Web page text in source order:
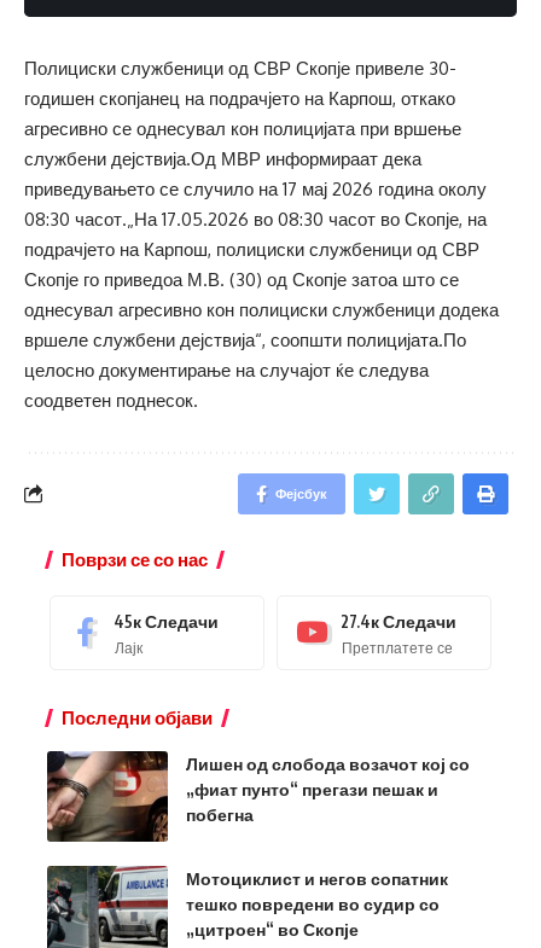
Полициски службеници од СВР Скопје привеле 30-
годишен скопјанец на подрачјето на Карпош, откако
агресивно се однесувал кон полицијата при вршење
службени дејствија.Од МВР информираат дека
приведувањето се случило на 17 мај 2026 година околу
08:30 часот.„На 17.05.2026 во 08:30 часот во Скопје, на
подрачјето на Карпош, полициски службеници од СВР
Скопје го приведоа М.В. (30) од Скопје затоа што се
однесувал агресивно кон полициски службеници додека
вршеле службени дејствија“, соопшти полицијата.По
целосно документирање на случајот ќе следува
соодветен поднесок.
Фејсбук
Поврзи се со нас
45кСледачи
Лајк
27.4кСледачи
Претплатете се
Последни објави
Лишен од слобода возачот кој со
„фиат пунто“ прегази пешак и
побегна
Мотоциклист и негов сопатник
тешко повредени во судир со
„цитроен“ во Скопје